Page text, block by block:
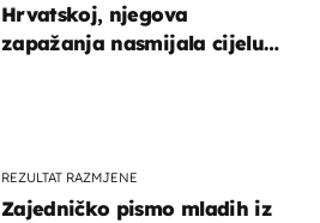
REZULTAT RAZMJENE
Zajedničko pismo mladih iz
Hrvatskoj, njegova
zapažanja nasmijala cijelu